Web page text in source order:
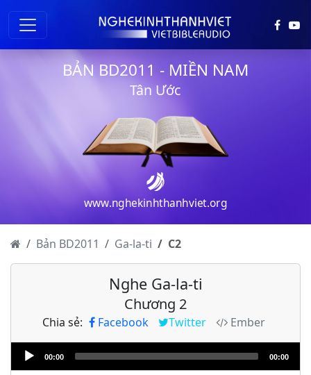
BẢN BD2011 - MIỀN NAM
Tân Ước
www.nghekinhthanhviet.org
Bản BD2011 Ga-la-ti C2
Nghe Ga-la-ti
Chương 2
Chia sẻ: Facebook Twitter
Ember
Audio
Player
00:00 00:00